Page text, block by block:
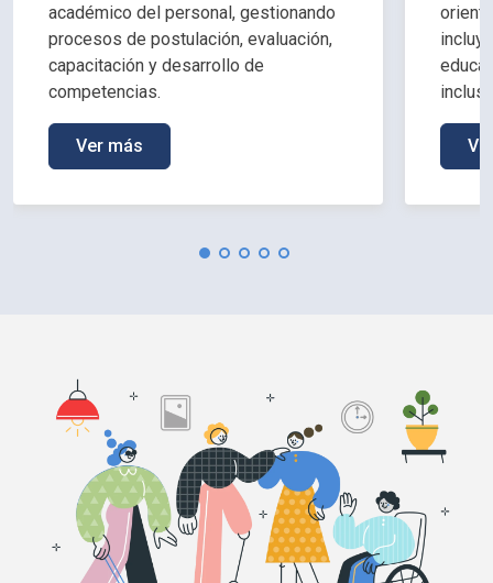
académico del personal, gestionando
procesos de postulación, evaluación,
capacitación y desarrollo de
competencias.
Ver más